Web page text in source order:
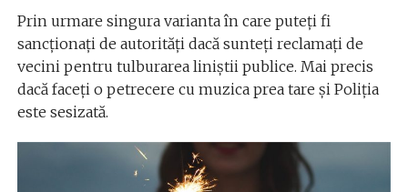
Prin urmare singura varianta în care puteți fi
sancționați de autorități dacă sunteți reclamați de
vecini pentru tulburarea liniștii publice. Mai precis
dacă faceți o petrecere cu muzica prea tare și Poliția
este sesizată.